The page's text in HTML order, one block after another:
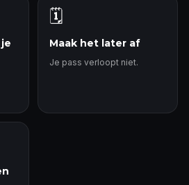
🗓️
Maak het later af
Je pass verloopt niet.